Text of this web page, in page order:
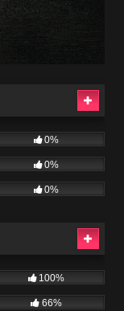
0%
0%
0%
100%
66%